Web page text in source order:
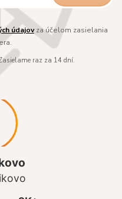
údajovza účelom zasielania
raz za 14 dní.